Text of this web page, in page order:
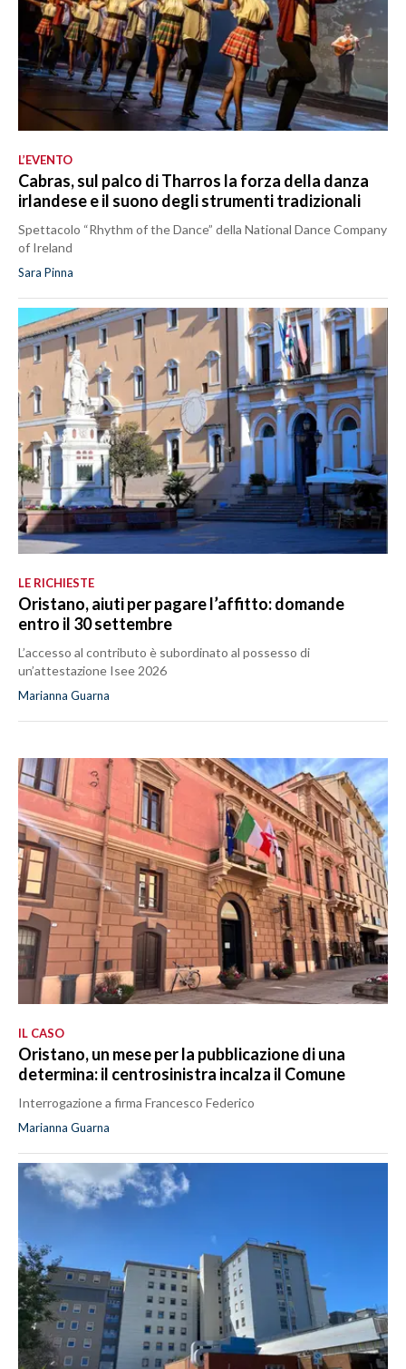
L’EVENTO
Cabras, sul palco di Tharros la forza della danza
irlandese e il suono degli strumenti tradizionali
Spettacolo “Rhythm of the Dance” della National Dance Company
of Ireland
Sara Pinna
LE RICHIESTE
Oristano, aiuti per pagare l’affitto: domande
entro il 30 settembre
L’accesso al contributo è subordinato al possesso di
un’attestazione Isee 2026
Marianna Guarna
IL CASO
Oristano, un mese per la pubblicazione di una
determina: il centrosinistra incalza il Comune
Interrogazione a firma Francesco Federico
Marianna Guarna